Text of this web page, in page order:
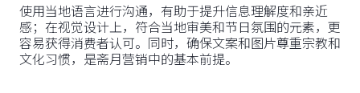
使用当地语言进行沟通，有助于提升信息理解度和亲近
感；在视觉设计上，符合当地审美和节日氛围的元素，更
容易获得消费者认可。同时，确保文案和图片尊重宗教和
文化习惯，是斋月营销中的基本前提。